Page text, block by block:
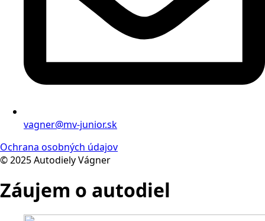
vagner@mv-junior.sk
Ochrana osobných údajov
© 2025 Autodiely Vágner
Záujem o autodiel